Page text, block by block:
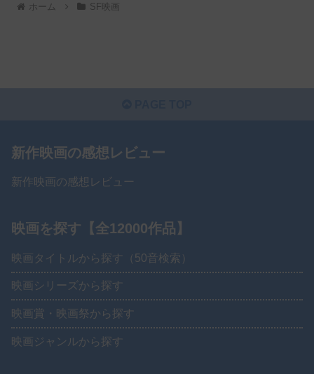
ホーム SF映画
新作映画の感想レビュー
新作映画の感想レビュー
映画を探す【全12000作品】
映画タイトルから探す（50音検索）
映画シリーズから探す
映画賞・映画祭から探す
映画ジャンルから探す